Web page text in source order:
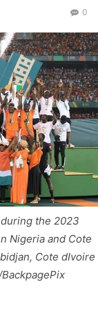
0
the 2023
Nigeria and Cote
Cote dIvoire